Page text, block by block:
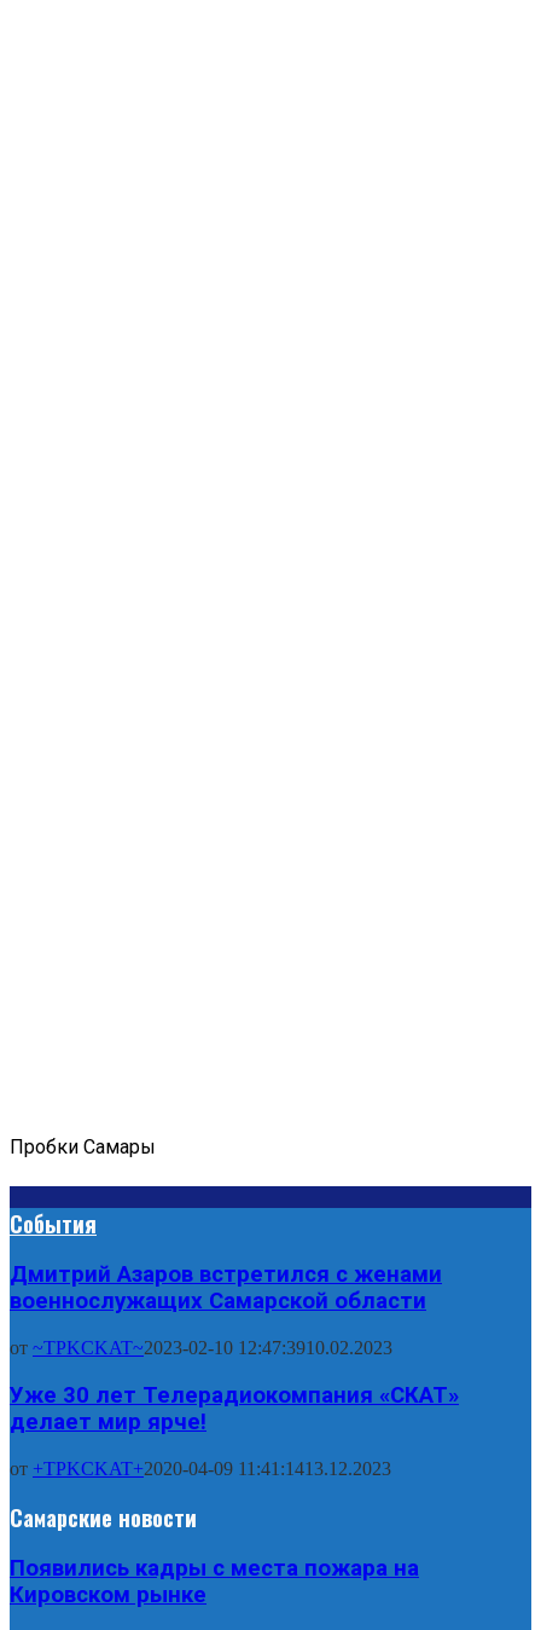
Пробки Самары
События
Дмитрий Азаров встретился с женами
военнослужащих Самарской области
от ~TPKCKAT~2023-02-10 12:47:3910.02.2023
Уже 30 лет Телерадиокомпания «СКАТ»
делает мир ярче!
от +TPKCKAT+2020-04-09 11:41:1413.12.2023
Самарские новости
Появились кадры с места пожара на
Кировском рынке